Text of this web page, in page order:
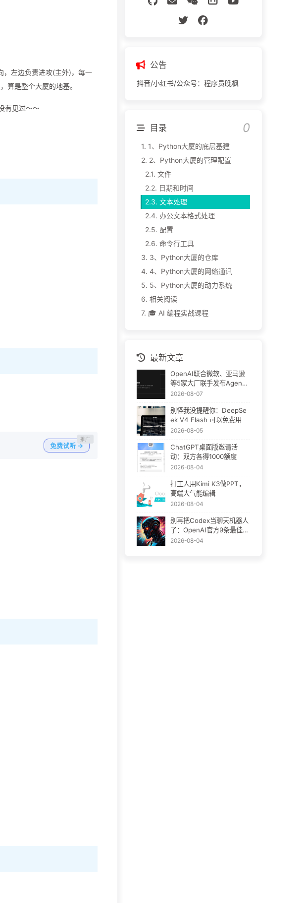
，左边负责进攻(主外)，每一
算是整个大厦的地基。
有见过～～
免费试听 →
公告
抖音/小红书/公众号：程序员晚枫
目录
1. 1、Python大厦的底层基建
2. 2、Python大厦的管理配置
2.1. 文件
2.2. 日期和时间
2.3. 文本处理
2.4. 办公文本格式处理
2.5. 配置
2.6. 命令行工具
3. 3、Python大厦的仓库
4. 4、Python大厦的网络通讯
5. 5、Python大厦的动力系统
6. 相关阅读
7. 🎓 AI 编程实战课程
最新文章
OpenAI联合微软、亚马逊
等5家大厂联手发布Agent
Plugins：AI插件终于要统
2026-08-07
别怪我没提醒你：DeepSe
ek V4 Flash 可以免费用
2026-08-05
ChatGPT桌面版邀请活
动：双方各得1000额度
2026-08-04
打工人用Kimi K3做PPT，
高端大气能编辑
2026-08-04
别再把Codex当聊天机器人
了：OpenAI官方9条最佳实
践
2026-08-04